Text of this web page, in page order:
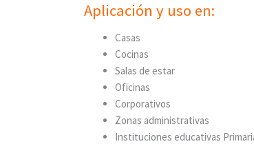
Aplicación y uso en:
Casas
Cocinas
Salas de estar
Oficinas
Corporativos
Zonas administrativas
Instituciones educativas